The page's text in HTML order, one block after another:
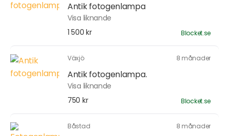
Antik fotogenlampa
Visa liknande
1 500 kr
Blocket.se
Växjö 8 månader
Antik fotogenlampa.
Visa liknande
750 kr
Blocket.se
Båstad 8 månader